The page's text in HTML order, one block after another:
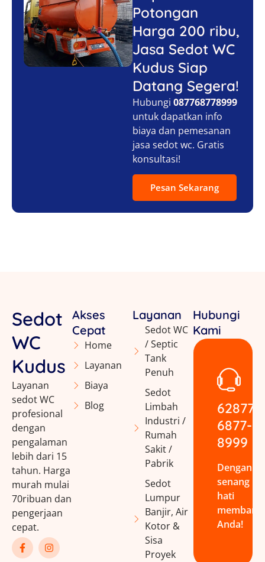
Potongan
Harga 200 ribu,
Jasa Sedot WC
Kudus Siap
Datang Segera!
Hubungi 087768778999
untuk dapatkan info
biaya dan pemesanan
jasa sedot wc. Gratis
konsultasi!
Pesan Sekarang
Sedot
WC
Kudus
Layanan
sedot WC
profesional
dengan
pengalaman
lebih dari 15
tahun. Harga
murah mulai
70ribuan dan
pengerjaan
cepat.
Akses
Cepat
Home
Layanan
Biaya
Blog
Layanan
Sedot WC
/ Septic
Tank
Penuh
Sedot
Limbah
Industri /
Rumah
Sakit /
Pabrik
Sedot
Lumpur
Banjir, Air
Kotor &
Sisa
Proyek
Hubungi
Kami
62877-
6877-
8999
Dengan
senang
hati
Anda!